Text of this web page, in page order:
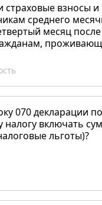
страховые взносы
среднего
месяц после
070 декларации по
налогу включать
льготы)?